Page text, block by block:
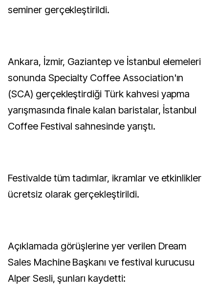
seminer gerçekleştirildi.
Ankara, İzmir, Gaziantep ve İstanbul elemeleri
sonunda Specialty Coffee Association'ın
(SCA) gerçekleştirdiği Türk kahvesi yapma
yarışmasında finale kalan baristalar, İstanbul
Coffee Festival sahnesinde yarıştı.
Festivalde tüm tadımlar, ikramlar ve etkinlikler
ücretsiz olarak gerçekleştirildi.
Açıklamada görüşlerine yer verilen Dream
Sales Machine Başkanı ve festival kurucusu
Alper Sesli, şunları kaydetti: